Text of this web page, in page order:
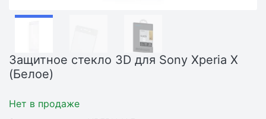
Защитное стекло 3D для Sony Xperia X
(Белое)
Нет в продаже